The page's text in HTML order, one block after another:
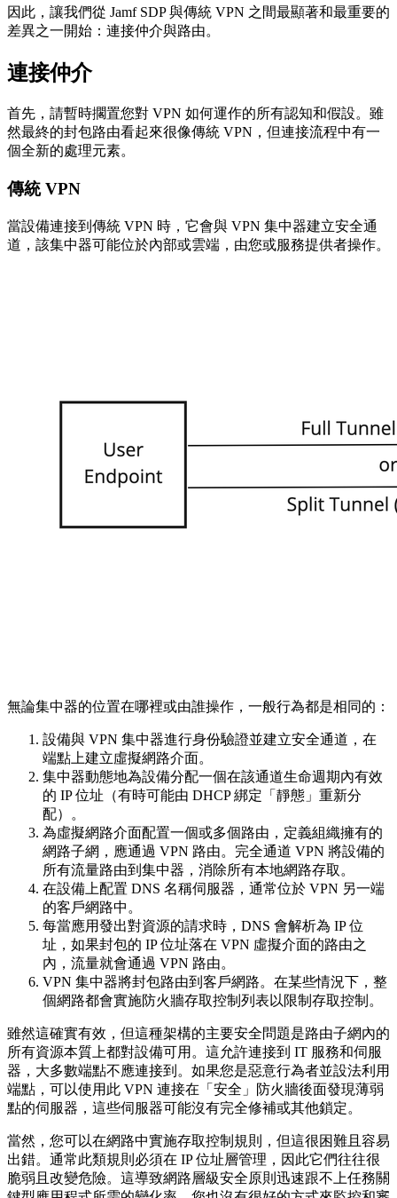
因此，讓我們從 Jamf SDP 與傳統 VPN 之間最顯著和最重要的
差異之一開始：連接仲介與路由。
連接仲介
首先，請暫時擱置您對 VPN 如何運作的所有認知和假設。雖
然最終的封包路由看起來很像傳統 VPN，但連接流程中有一
個全新的處理元素。
傳統 VPN
當設備連接到傳統 VPN 時，它會與 VPN 集中器建立安全通
道，該集中器可能位於內部或雲端，由您或服務提供者操作。
無論集中器的位置在哪裡或由誰操作，一般行為都是相同的：
設備與 VPN 集中器進行身份驗證並建立安全通道，在
端點上建立虛擬網路介面。
集中器動態地為設備分配一個在該通道生命週期內有效
的 IP 位址（有時可能由 DHCP 綁定「靜態」重新分
配）。
為虛擬網路介面配置一個或多個路由，定義組織擁有的
網路子網，應通過 VPN 路由。完全通道 VPN 將設備的
所有流量路由到集中器，消除所有本地網路存取。
在設備上配置 DNS 名稱伺服器，通常位於 VPN 另一端
的客戶網路中。
每當應用發出對資源的請求時，DNS 會解析為 IP 位
址，如果封包的 IP 位址落在 VPN 虛擬介面的路由之
內，流量就會通過 VPN 路由。
VPN 集中器將封包路由到客戶網路。在某些情況下，整
個網路都會實施防火牆存取控制列表以限制存取控制。
雖然這確實有效，但這種架構的主要安全問題是路由子網內的
所有資源本質上都對設備可用。這允許連接到 IT 服務和伺服
器，大多數端點不應連接到。如果您是惡意行為者並設法利用
端點，可以使用此 VPN 連接在「安全」防火牆後面發現薄弱
點的伺服器，這些伺服器可能沒有完全修補或其他鎖定。
當然，您可以在網路中實施存取控制規則，但這很困難且容易
出錯。通常此類規則必須在 IP 位址層管理，因此它們往往很
脆弱且改變危險。這導致網路層級安全原則迅速跟不上任務關